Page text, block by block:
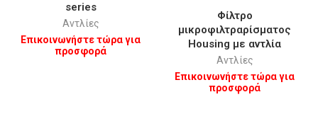
series
Αντλίες
Επικοινωνήστε τώρα για
προσφορά
Φίλτρο
μικροφιλτραρίσματος
Housing με αντλία
Αντλίες
Επικοινωνήστε τώρα για
προσφορά